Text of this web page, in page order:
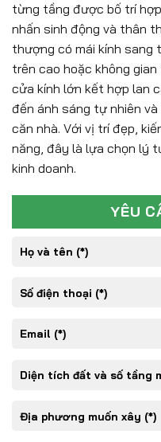
từng tầng được bố trí
nhấn sinh động và thân
thượng có mái kính sang
trên cao hoặc không
cửa kính lớn kết hợp lan
đến ánh sáng tự nhiên
căn nhà. Với vị trí đẹp,
năng, đây là lựa chọn lý
kinh doanh.
YÊU